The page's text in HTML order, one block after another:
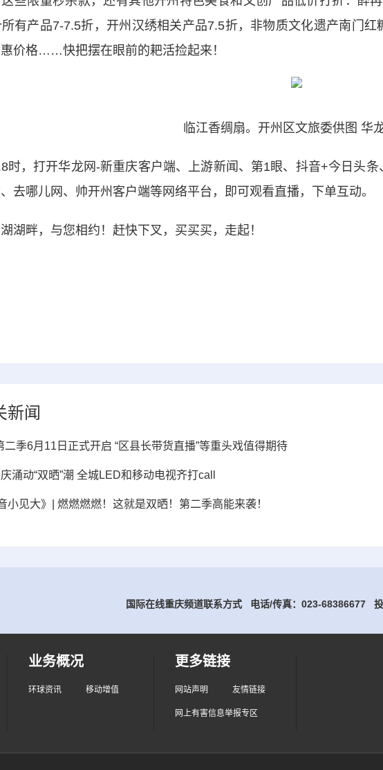
有产品7-7.5折，开州汉绣相关产品7.5折，非物质文化遗产南门
惠价格……快把摆在眼前的耙活捡起来！
临江香绸扇。开州区文旅委供图 华
，打开华龙网-新重庆客户端、上游新闻、第1眼、抖音+今日头条
去哪儿网、帅开州客户端等网络平台，即可观看直播，下单互动。
畔，与您相约！赶快下叉，买买买，走起！
新闻
二季6月11日正式开启 “区县长带货直播”等重头戏值得期待
涌动“双晒”潮 全城LED和移动电视齐打call
小见大》| 燃燃燃燃！这就是双晒！第二季高能来袭！
国际在线重庆频道联系方式 电话/传真：023-68386677
业务概况
环球资讯 移动增值
更多链接
网站声明 友情链接
网上有害信息举报专区